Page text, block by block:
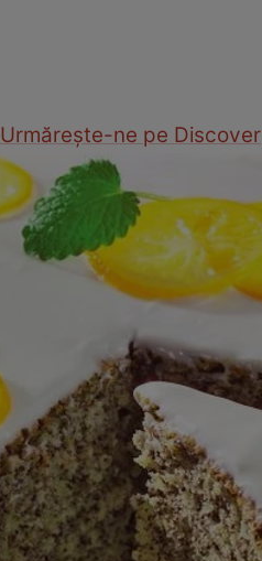
Urmărește-ne pe Discover